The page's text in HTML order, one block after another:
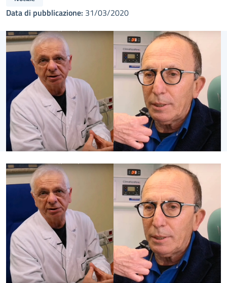
Data di pubblicazione: 31/03/2020